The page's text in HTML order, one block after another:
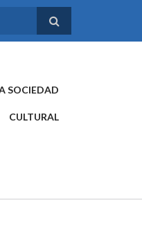
SOCIEDAD
CULTURAL